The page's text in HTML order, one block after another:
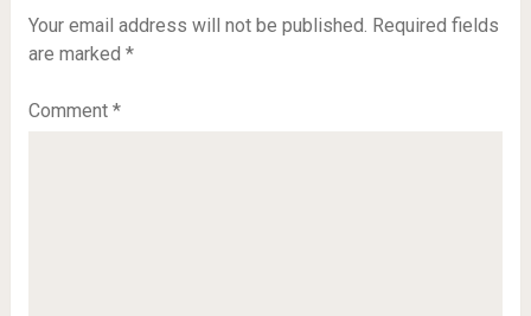
Your email address will not be published. Required fields
are marked *
Comment *